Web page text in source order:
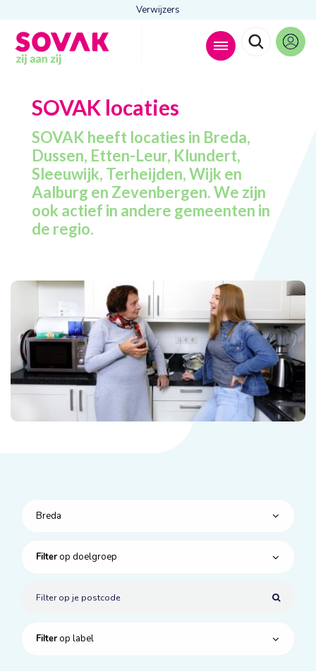
Verwijzers
Anderen zochten ook
Wonen
Dagbesteding
Behandelingen
SOVAK locaties
SOVAK heeft locaties in Breda,
Dussen, Etten-Leur, Klundert,
Sleeuwijk, Terheijden, Wijk en
Aalburg en Zevenbergen. We zijn
ook actief in andere gemeenten in
de regio.
Breda
Filter op doelgroep

Filter op label